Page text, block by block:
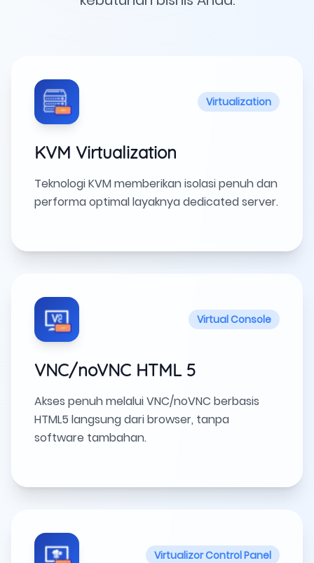
Virtualization
KVM Virtualization
Teknologi KVM memberikan isolasi penuh dan
performa optimal layaknya dedicated server.
Virtual Console
VNC/noVNC HTML 5
Akses penuh melalui VNC/noVNC berbasis
HTML5 langsung dari browser, tanpa
software tambahan.
Virtualizor Control Panel